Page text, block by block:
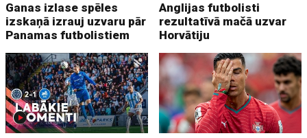
Ganas izlase spēles
izskaņā izrauj uzvaru pār
Panamas futbolistiem
Anglijas futbolisti
rezultatīvā mačā uzvar
Horvātiju